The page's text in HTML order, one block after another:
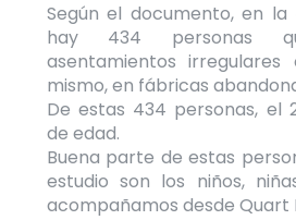
Según el documento, en
hay 434 personas
asentamientos
mismo, en fábricas
De estas 434 personas, el
de edad.
Buena parte de estas
estudio son los niños,
acompañamos desde Quart